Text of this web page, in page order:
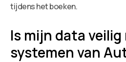
tijdens het boeken.
Is mijn data veilig
systemen van